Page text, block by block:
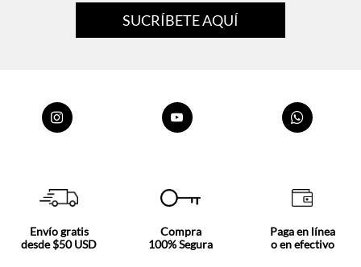
SUCRÍBETE AQUÍ
Envío gratis
desde $50 USD
Compra
100% Segura
Paga en línea
o en efectivo